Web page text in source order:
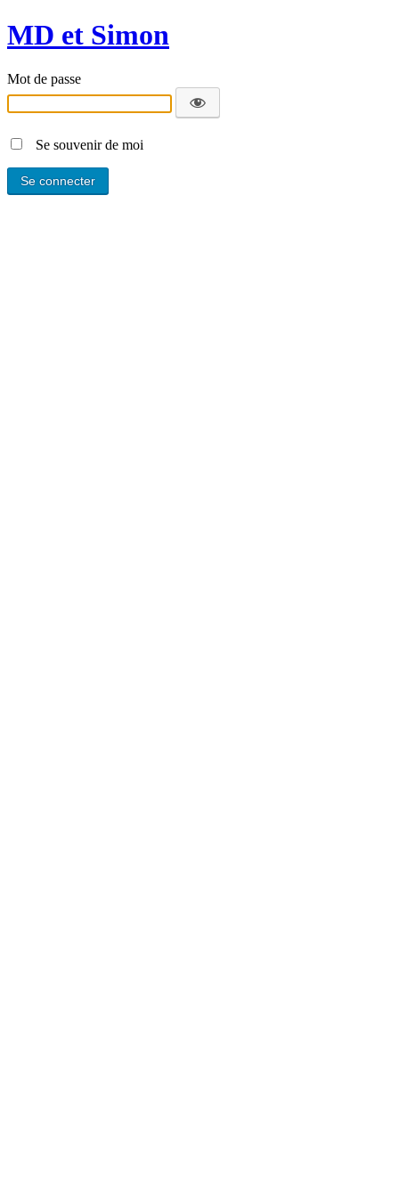
MD et Simon
Mot de passe
Se souvenir de moi